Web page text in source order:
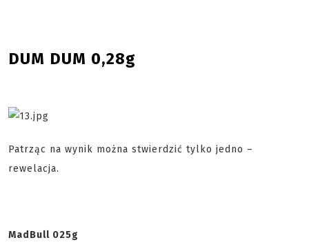
DUM DUM 0,28g
Patrząc na wynik można stwierdzić tylko jedno –
rewelacja.
MadBull 025g